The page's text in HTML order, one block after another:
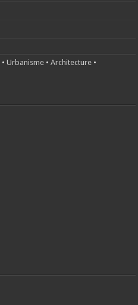
•Urbanisme •Architecture •